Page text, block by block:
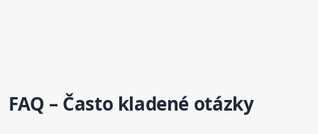
FAQ – Často kladené otázky